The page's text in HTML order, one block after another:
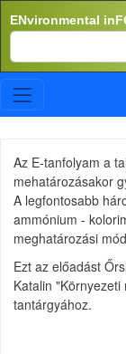
ENvironmental
Search
Az E-tanfolyam a
mehatározásakor
A legfontosabb
ammónium -
meghatározási
Ezt az előadást
Katalin
tantárgyához.